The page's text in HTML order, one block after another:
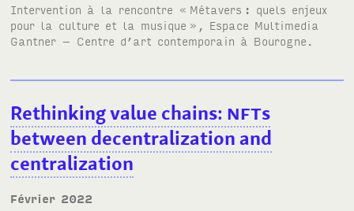
Intervention à la rencontre « Métavers : quels enjeux
pour la culture et la musique », Espace Multimedia
Gantner – Centre d’art contemporain à Bourogne.
Rethinking value chains: NFTs
between decentralization and
centralization
février 2022